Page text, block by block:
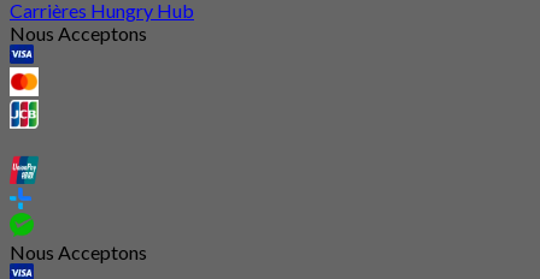
Carrières Hungry Hub
Nous Acceptons
Nous Acceptons